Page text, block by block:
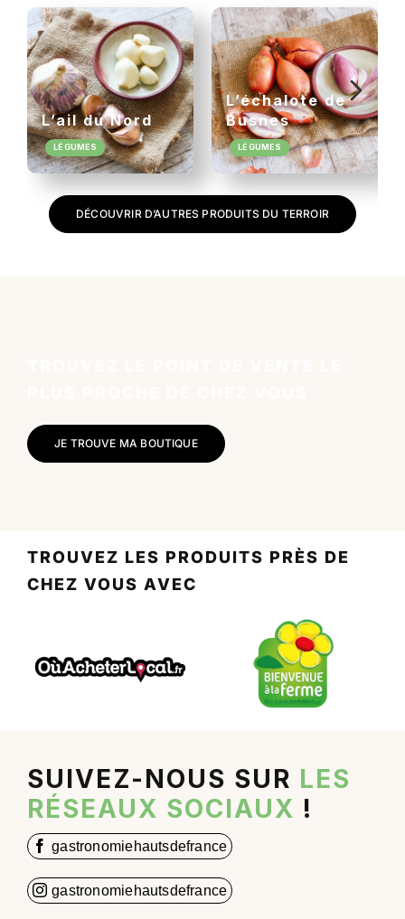
L’ail du Nord
LÉGUMES
L’échalote de
Busnes
LÉGUMES
DÉCOUVRIR D’AUTRES PRODUITS DU TERROIR
JE TROUVE MA BOUTIQUE
TROUVEZ LES PRODUITS PRÈS DE
CHEZ VOUS AVEC
SUIVEZ-NOUS SUR LES
RÉSEAUX SOCIAUX !